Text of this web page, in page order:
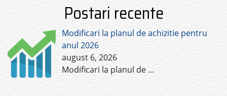
Postari recente
Modificari la planul de achizitie pentru
anul 2026
august 6, 2026
Modificari la planul de ...